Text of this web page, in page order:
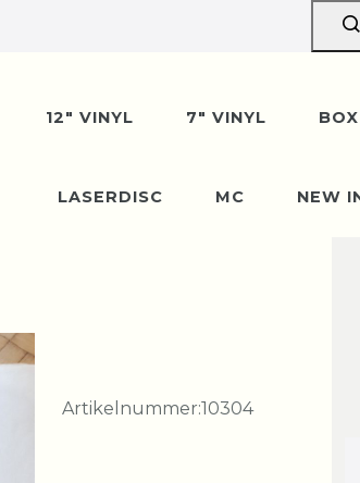
12" VINYL 7" VINYL BOX
LASERDISC MC NEW
Artikelnummer:10304